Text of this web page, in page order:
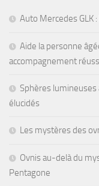
Auto Mercedes GLK
Aide la personne
accompagnement
Sphères
élucidés
Les mystères des
Ovnis au-delà du
Pentagone